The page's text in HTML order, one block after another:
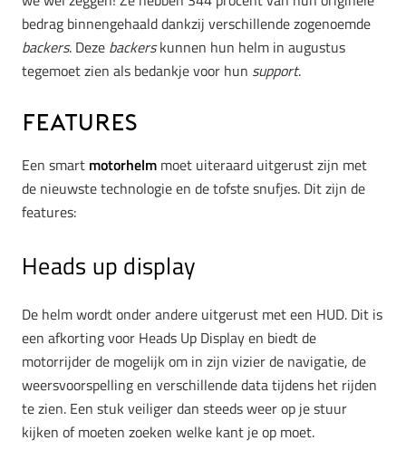
bedrag binnengehaald dankzij verschillende zogenoemde
backers. Deze backerskunnen hun helm in augustus
tegemoet zien als bedankje voor hun support.
Features
Een smart motorhelm moet uiteraard uitgerust zijn met
de nieuwste technologie en de tofste snufjes. Dit zijn de
features:
Heads up display
De helm wordt onder andere uitgerust met een HUD. Dit is
een afkorting voor Heads Up Display en biedt de
motorrijder de mogelijk om in zijn vizier de navigatie, de
weersvoorspelling en verschillende data tijdens het rijden
te zien. Een stuk veiliger dan steeds weer op je stuur
kijken of moeten zoeken welke kant je op moet.